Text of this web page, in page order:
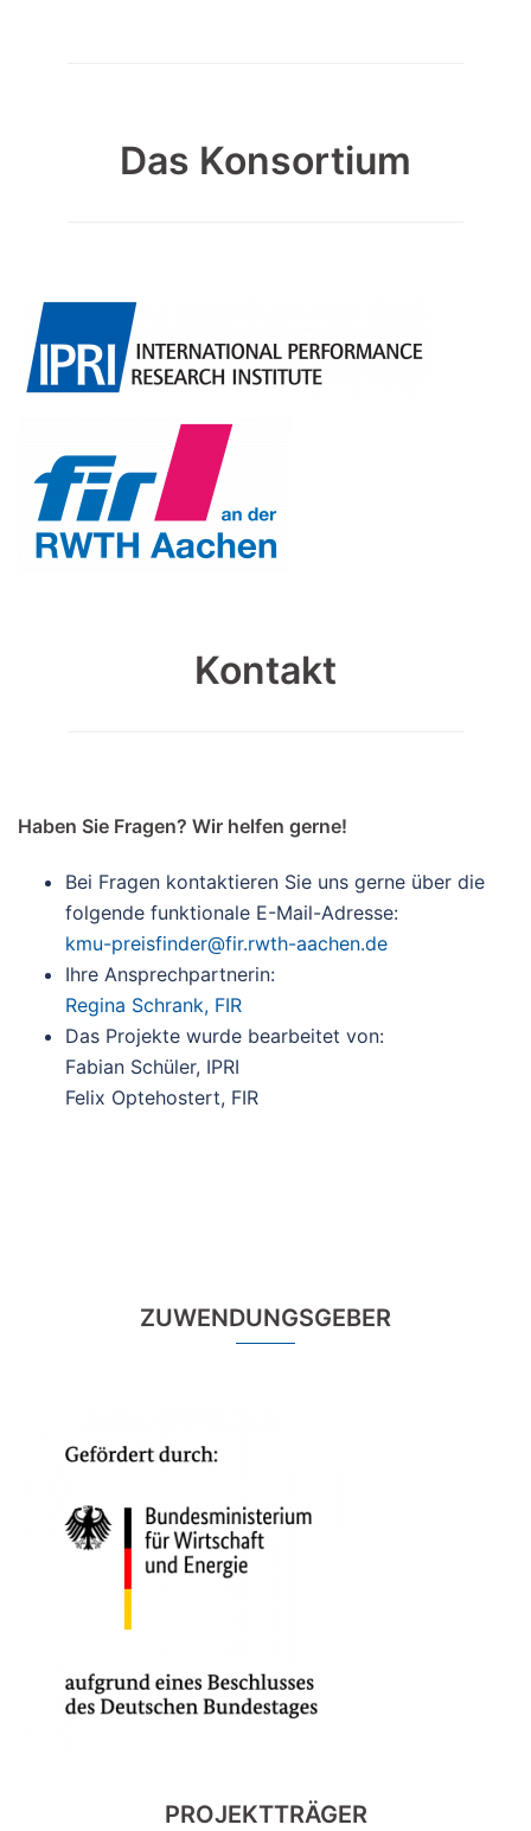
Das Konsortium
Kontakt
Haben Sie Fragen? Wir helfen gerne!
Bei Fragen kontaktieren Sie uns gerne über die
folgende funktionale E-Mail-Adresse:
kmu-preisfinder@fir.rwth-aachen.de
Ihre Ansprechpartnerin:
Regina Schrank, FIR
Das Projekte wurde bearbeitet von:
Fabian Schüler, IPRI
Felix Optehostert, FIR
ZUWENDUNGSGEBER
PROJEKTTRÄGER